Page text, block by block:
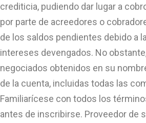
crediticia, pudiendo dar lugar a
por parte de acreedores o
de los saldos pendientes debido a
intereses devengados. No
negociados obtenidos en su
de la cuenta, incluidas todas las
Familiarícese con todos los
antes de inscribirse. Proveedor de